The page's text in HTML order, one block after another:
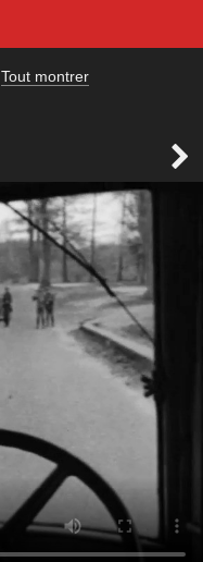
Tout montrer
